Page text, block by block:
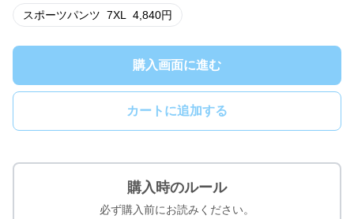
スポーツパンツ 7XL 4,840円
購入画面に進む
カートに追加する
購入時のルール
必ず購入前にお読みください。